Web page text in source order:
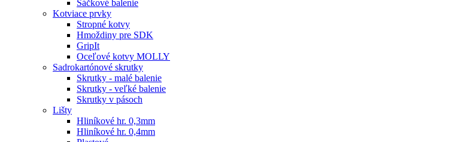
Sáčkové balenie
Kotviace prvky
Stropné kotvy
Hmoždiny pre SDK
GripIt
Oceľové kotvy MOLLY
Sadrokartónové skrutky
Skrutky - malé balenie
Skrutky - veľké balenie
Skrutky v pásoch
Lišty
Hliníkové hr. 0,3mm
Hliníkové hr. 0,4mm